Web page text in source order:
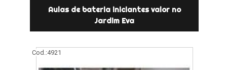
Aulas de bateria iniciantes valor no
Jardim Eva
Cod.:4921